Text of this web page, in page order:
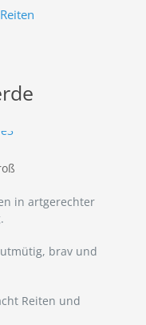
in artgerechter
brav und
Reiten und